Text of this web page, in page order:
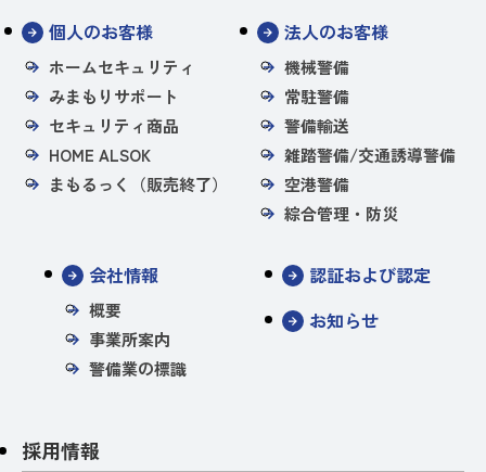
個人のお客様
ホームセキュリティ
みまもりサポート
セキュリティ商品
HOME ALSOK
まもるっく（販売終了）
法人のお客様
機械警備
常駐警備
警備輸送
雑踏警備/交通誘導警備
空港警備
綜合管理・防災
会社情報
概要
事業所案内
警備業の標識
認証および認定
お知らせ
採用情報